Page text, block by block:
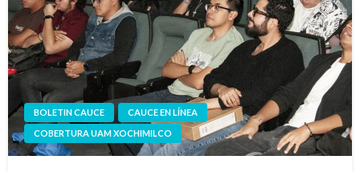
BOLETIN CAUCE
CAUCE EN LÍNEA
COBERTURA UAM XOCHIMILCO